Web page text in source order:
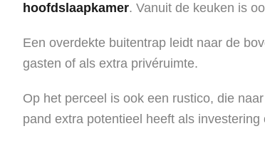
hoofdslaapkamer. Vanuit de keuken is
Een overdekte buitentrap leidt naar de
gasten of als extra privéruimte.
Op het perceel is ook een rustico, die
pand extra potentieel heeft als investering